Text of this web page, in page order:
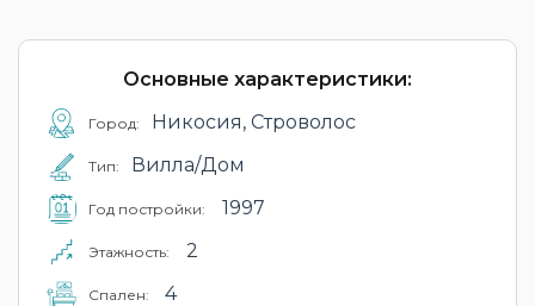
Основные характеристики:
Город: Никосия, Строволос
Тип: Вилла/Дом
Год постройки: 1997
Этажность: 2
Cпален: 4